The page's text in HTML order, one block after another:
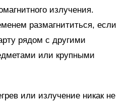
излучения.
размагнититься, если
рядом с другими
или крупными
или излучение никак не